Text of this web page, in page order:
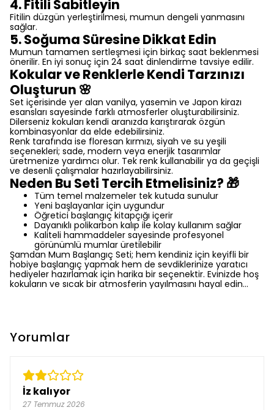
4. Fitili Sabitleyin
Fitilin düzgün yerleştirilmesi, mumun dengeli yanmasını
sağlar.
5. Soğuma Süresine Dikkat Edin
Mumun tamamen sertleşmesi için birkaç saat beklenmesi
önerilir. En iyi sonuç için 24 saat dinlendirme tavsiye edilir.
Kokular ve Renklerle Kendi Tarzınızı
Oluşturun 🌸
Set içerisinde yer alan vanilya, yasemin ve Japon kirazı
esansları sayesinde farklı atmosferler oluşturabilirsiniz.
Dilerseniz kokuları kendi aranızda karıştırarak özgün
kombinasyonlar da elde edebilirsiniz.
Renk tarafında ise floresan kırmızı, siyah ve su yeşili
seçenekleri; sade, modern veya enerjik tasarımlar
üretmenize yardımcı olur. Tek renk kullanabilir ya da geçişli
ve desenli çalışmalar hazırlayabilirsiniz.
Neden Bu Seti Tercih Etmelisiniz? 🎁
Tüm temel malzemeler tek kutuda sunulur
Yeni başlayanlar için uygundur
Öğretici başlangıç kitapçığı içerir
Dayanıklı polikarbon kalıp ile kolay kullanım sağlar
Kaliteli hammaddeler sayesinde profesyonel
görünümlü mumlar üretilebilir
Şamdan Mum Başlangıç Seti; hem kendiniz için keyifli bir
hobiye başlangıç yapmak hem de sevdiklerinize yaratıcı
hediyeler hazırlamak için harika bir seçenektir. Evinizde hoş
kokuların ve sıcak bir atmosferin yayılmasını hayal edin…
Yorumlar
İz kalıyor
27 Temmuz 2026